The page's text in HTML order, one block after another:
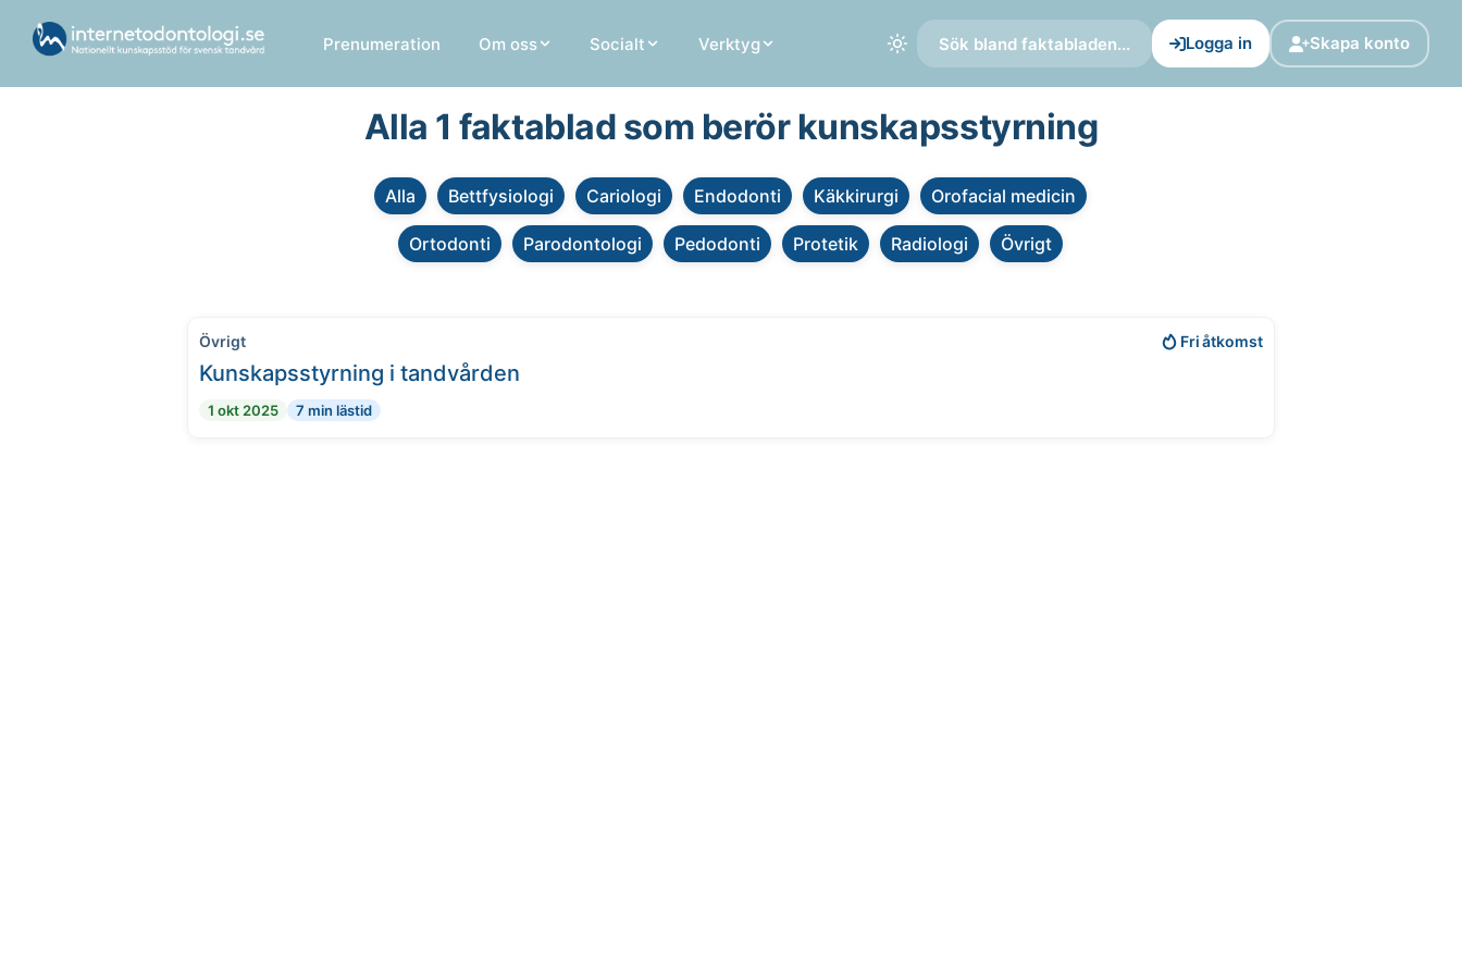
Prenumeration Om oss Socialt Verktyg Sök bland faktabladen... Logga in Skapa konto
Alla 1 faktablad som berör kunskapsstyrning
Alla Bettfysiologi Cariologi Endodonti Käkkirurgi Orofacial medicin
Ortodonti Parodontologi Pedodonti Protetik Radiologi Övrigt
Övrigt Fri åtkomst
Kunskapsstyrning i tandvården
1 okt 2025 7 min lästid